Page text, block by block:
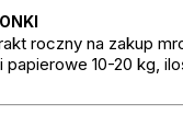
roczny na zakup
papierowe 10-20 kg,